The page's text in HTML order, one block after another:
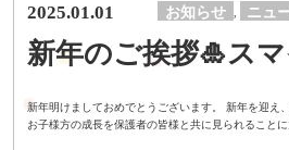
2025.01.01 お知らせ , ニュ
新年のご挨拶🎍ス
新年明けましておめでとうございます。 新年を迎え
お子様方の成長を保護者の皆様と共に見られること